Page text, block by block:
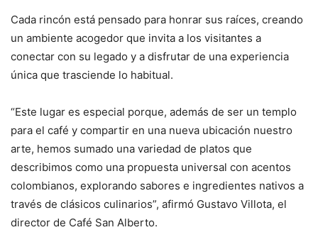
Cada rincón está pensado para honrar sus raíces, creando
un ambiente acogedor que invita a los visitantes a
conectar con su legado y a disfrutar de una experiencia
única que trasciende lo habitual.
“Este lugar es especial porque, además de ser un templo
para el café y compartir en una nueva ubicación nuestro
arte, hemos sumado una variedad de platos que
describimos como una propuesta universal con acentos
colombianos, explorando sabores e ingredientes nativos a
través de clásicos culinarios”, afirmó Gustavo Villota, el
director de Café San Alberto.